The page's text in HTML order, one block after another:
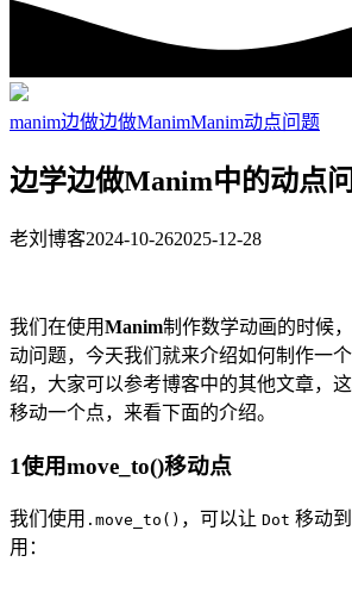
manim边做边做ManimManim动点问题
边学边做Manim中的动点
老刘博客2024-10-262025-12-28
我们在使用Manim制作数学动画的时候
动问题，今天我们就来介绍如何制作一
绍，大家可以参考博客中的其他文章，
移动一个点，来看下面的介绍。
1使用move_to()移动点
我们使用 .move_to() ，可以让 Dot 移动
用：